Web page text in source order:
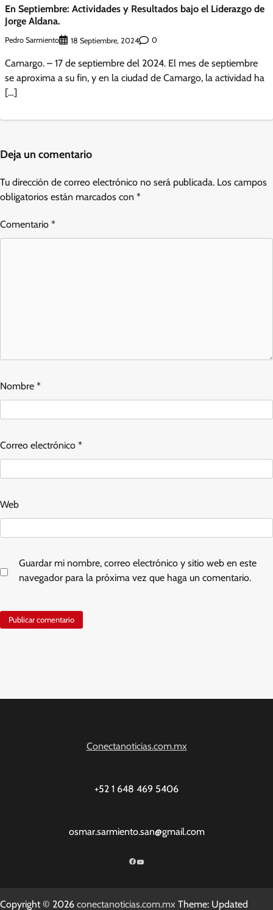
En Septiembre: Actividades y Resultados bajo el Liderazgo de
Jorge Aldana.
Pedro Sarmiento 18 Septiembre, 2024 0
Camargo. – 17 de septiembre del 2024. El mes de septiembre
se aproxima a su fin, y en la ciudad de Camargo, la actividad ha
[…]
Deja un comentario
Tu dirección de correo electrónico no será publicada. Los campos
obligatorios están marcados con *
Comentario *
Nombre *
Correo electrónico *
Web
Guardar mi nombre, correo electrónico y sitio web en este
navegador para la próxima vez que haga un comentario.
Conectanoticias.com.mx
+52 1 648 469 5406
osmar.sarmiento.san@gmail.com
Facebook
YouTube
Copyright © 2026 conectanoticias.com.mx Theme: Updated